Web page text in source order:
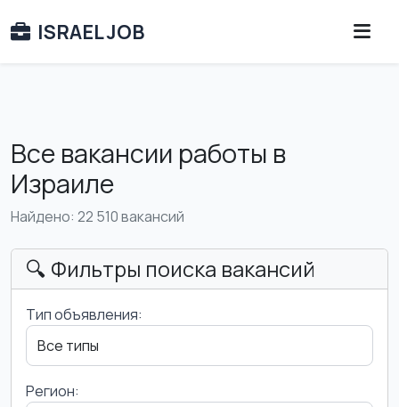
ISRAEL JOB
Все вакансии работы в
Израиле
Найдено: 22 510 вакансий
🔍 Фильтры поиска вакансий
Тип объявления:
Регион: